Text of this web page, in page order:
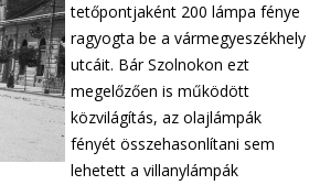
tetőpontjaként 200 lámpa fénye
ragyogta be a vármegyeszékhely
utcáit. Bár Szolnokon ezt
megelőzően is működött
közvilágítás, az olajlámpák
fényét összehasonlítani sem
lehetett a villanylámpák